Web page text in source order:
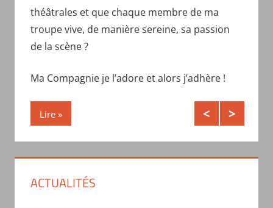
Lire
théâtrales et que chaque membre de ma
troupe vive, de manière sereine, sa passion
de la scène ?
Ma Compagnie je l’adore et alors j’adhère !
Lire
Lire
ACTUALITÉS